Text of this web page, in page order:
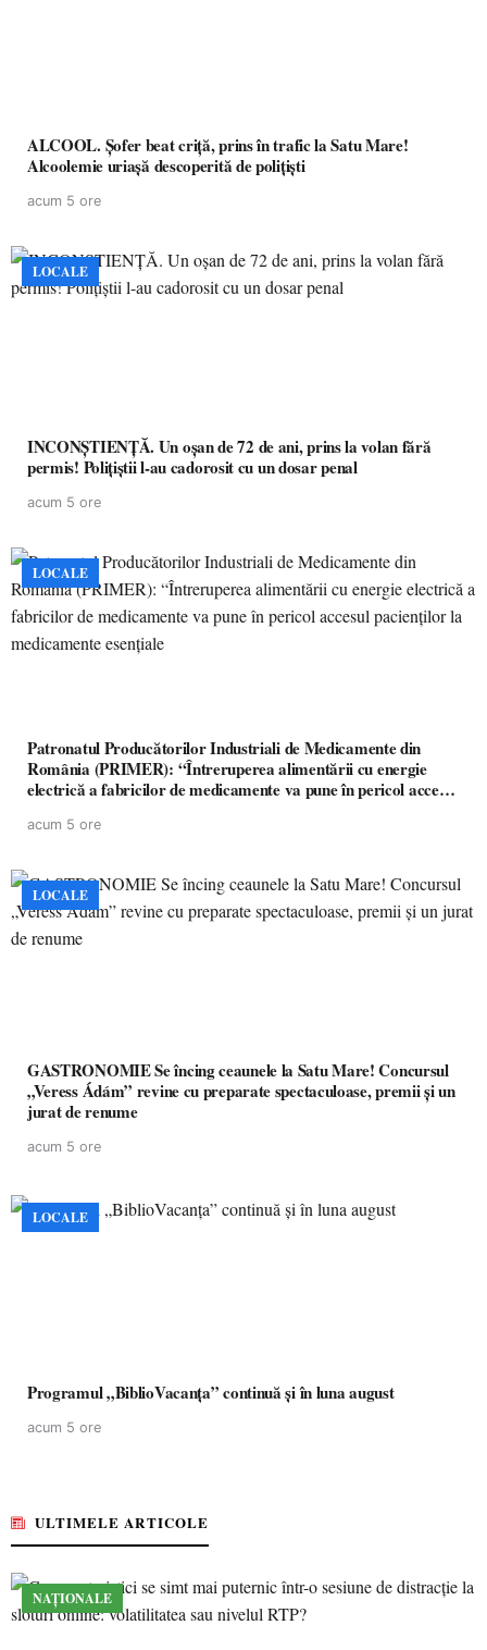
ALCOOL. Șofer beat criță, prins în trafic la Satu Mare!
Alcoolemie uriașă descoperită de polițiști
acum 5 ore
LOCALE
INCONȘTIENȚĂ. Un oșan de 72 de ani, prins la volan fără
permis! Polițiștii l-au cadorosit cu un dosar penal
acum 5 ore
LOCALE
Patronatul Producătorilor Industriali de Medicamente din
România (PRIMER): “Întreruperea alimentării cu energie
electrică a fabricilor de medicamente va pune în pericol accesul
acum 5 ore
LOCALE
GASTRONOMIE Se încing ceaunele la Satu Mare! Concursul
„Veress Ádám” revine cu preparate spectaculoase, premii și un
jurat de renume
acum 5 ore
LOCALE
Programul „BiblioVacanța” continuă și în luna august
acum 5 ore
ULTIMELE ARTICOLE
NAȚIONALE